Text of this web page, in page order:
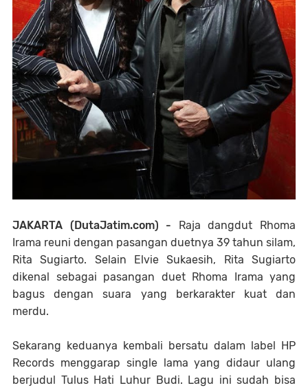
JAKARTA (DutaJatim.com) -
Raja dangdut Rhoma
Irama reuni dengan pasangan duetnya 39 tahun silam,
Rita Sugiarto. Selain Elvie Sukaesih, Rita Sugiarto
dikenal sebagai pasangan duet Rhoma Irama yang
bagus dengan suara yang berkarakter kuat dan
merdu.
Sekarang keduanya kembali bersatu dalam label HP
Records menggarap single lama yang didaur ulang
berjudul Tulus Hati Luhur Budi. Lagu ini sudah bisa